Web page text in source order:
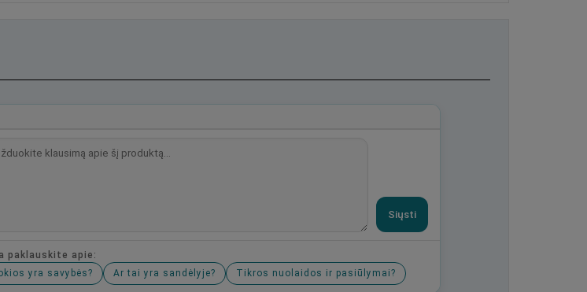
Siųsti
paklauskite apie:
yra savybės?
Ar tai yra sandėlyje? Tikros nuolaidos ir pasiūlymai?